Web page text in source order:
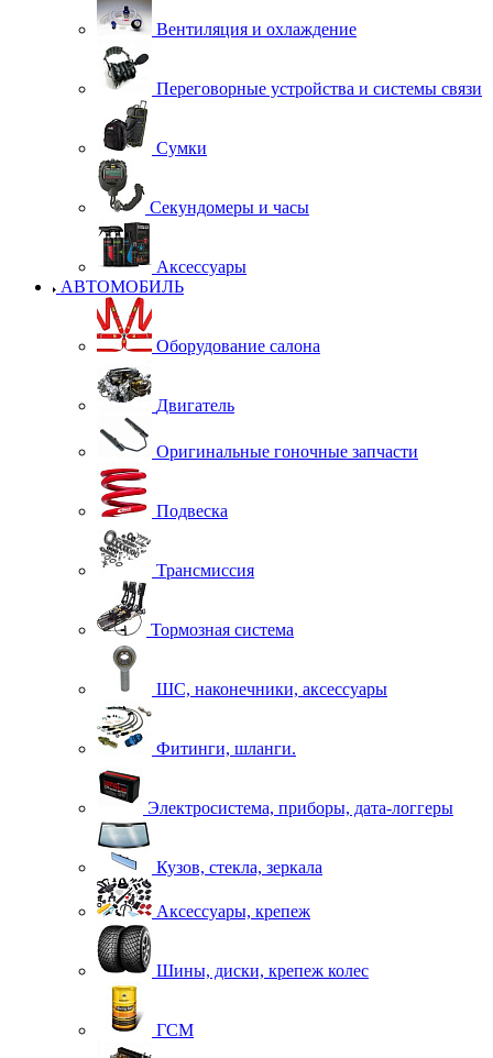
Вентиляция и охлаждение
Переговорные устройства и системы связи
Сумки
Секундомеры и часы
Аксессуары
АВТОМОБИЛЬ
Оборудование салона
Двигатель
Оригинальные гоночные запчасти
Подвеска
Трансмиссия
Тормозная система
ШС, наконечники, аксессуары
Фитинги, шланги.
Электросистема, приборы, дата-логгеры
Кузов, стекла, зеркала
Аксессуары, крепеж
Шины, диски, крепеж колес
ГСМ